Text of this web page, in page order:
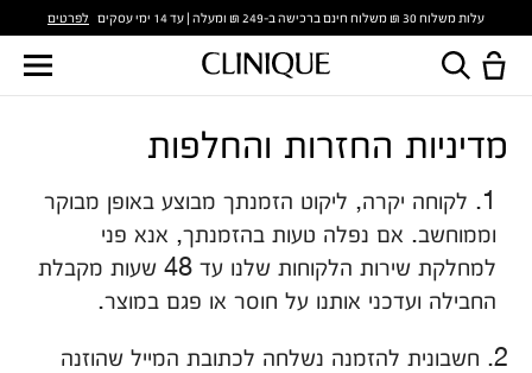
עלות משלוח 30 ₪ משלוח חינם ברכישה ב-249 ₪ ומעלה | עד 14 ימי עסקים לפרטים
מדיניות החזרות והחלפות
1. לקוחה יקרה, ליקוט הזמנתך מבוצע באופן מבוקר
וממוחשב. אם נפלה טעות בהזמנתך, אנא פני
למחלקת שירות הלקוחות שלנו עד 48 שעות מקבלת
החבילה ועדכני אותנו על חוסר או פגם במוצר.
2. חשבונית להזמנה נשלחה לכתובת המייל שהוזנה